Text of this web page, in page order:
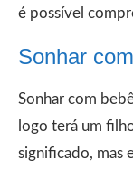
é possível
Sonhar
Sonhar com
logo terá um
significado, mas